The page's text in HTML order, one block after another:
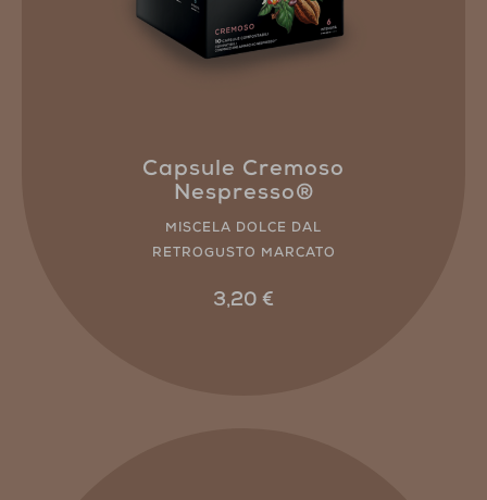
Capsule Cremoso
Nespresso®
MISCELA DOLCE DAL
RETROGUSTO MARCATO
3,20 €